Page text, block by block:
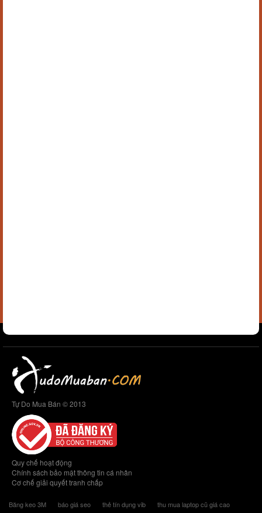
Tự Do Mua Bán © 2013
Quy chế hoạt động
Chính sách bảo mật thông tin cá nhân
Cơ chế giải quyết tranh chấp
Băng keo 3M báo giá seo thẻ tín dụng vib
thu mua laptop cũ giá cao